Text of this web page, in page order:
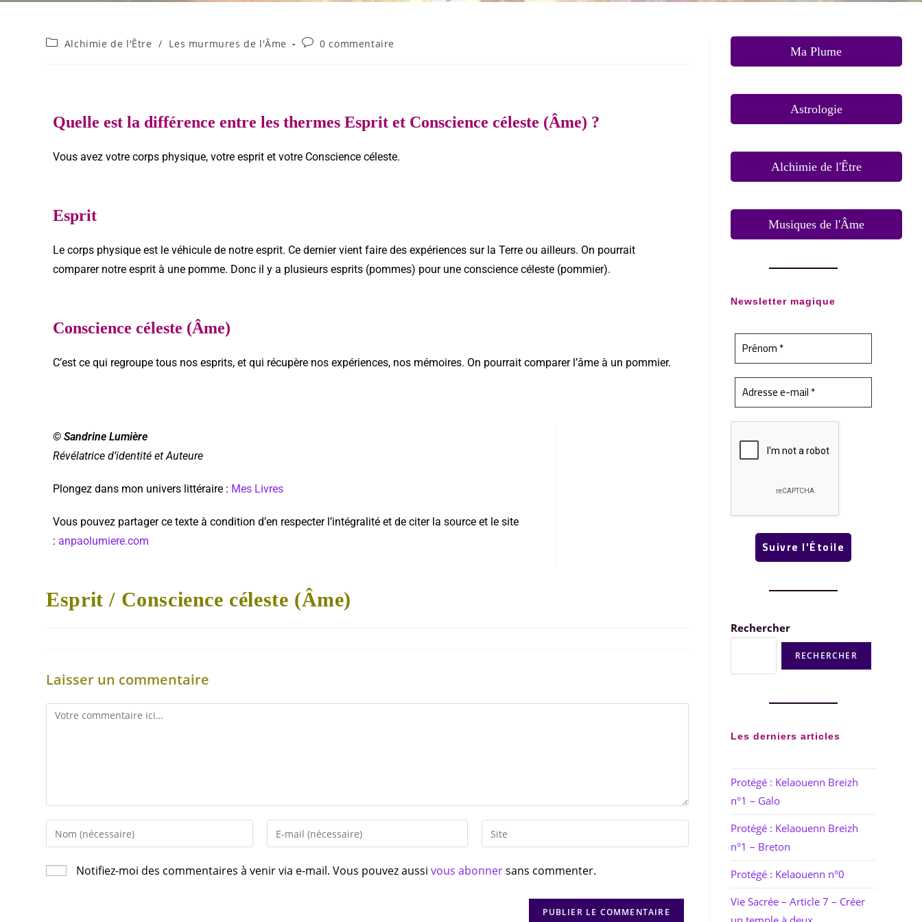
Alchimie de l'Être / Les murmures de l'Âme 0 commentaire
Quelle est la différence entre les thermes Esprit et Conscience céleste (Âme) ?
Vous avez votre corps physique, votre esprit et votre Conscience céleste.
Esprit
Le corps physique est le véhicule de notre esprit. Ce dernier vient faire des expériences sur la Terre ou ailleurs. On pourrait
comparer notre esprit à une pomme. Donc il y a plusieurs esprits (pommes) pour une conscience céleste (pommier).
Conscience céleste (Âme)
C’est ce qui regroupe tous nos esprits, et qui récupère nos expériences, nos mémoires. On pourrait comparer l’âme à un pommier.
© Sandrine Lumière
Révélatrice d’identité et Auteure
Plongez dans mon univers littéraire : Mes Livres
Vous pouvez partager ce texte à condition d’en respecter l’intégralité et de citer la source et le site
:anpaolumiere.com
Esprit / Conscience céleste (Âme)
Laisser un commentaire
Notifiez-moi des commentaires à venir via e-mail. Vous pouvez aussivous abonnersans commenter.
Ma Plume
Astrologie
Alchimie de l'Être
Musiques de l'Âme
Newsletter magique
Rechercher
RECHERCHER
Les derniers articles
Protégé : Kelaouenn Breizh
n°1 – Galo
Protégé : Kelaouenn Breizh
n°1 – Breton
Protégé : Kelaouenn n°0
Vie Sacrée – Article 7 – Créer